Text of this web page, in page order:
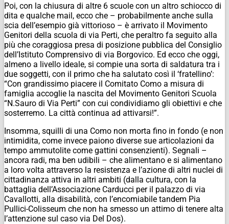
Poi, con la chiusura di altre 6 scuole con un altro schiocco di
dita e qualche mail, ecco che – probabilmente anche sulla
scia dell’esempio già vittorioso – è arrivato il Movimento
Genitori della scuola di via Perti, che peraltro fa seguito alla
più che coraggiosa presa di posizione pubblica del Consiglio
dell’Istituto Comprensivo di via Borgovico. Ed ecco che oggi,
almeno a livello ideale, si compie una sorta di saldatura tra i
due soggetti, con il primo che ha salutato così il ‘fratellino’:
“Con grandissimo piacere il Comitato Como a misura di
famiglia accoglie la nascita del Movimento Genitori Scuola
“N.Sauro di Via Perti” con cui condividiamo gli obiettivi e che
sosterremo. La città continua ad attivarsi!”.
Insomma, squilli di una Como non morta fino in fondo (e non
intimidita, come invece paiono diverse sue articolazioni da
tempo ammutolite come gattini consenzienti). Segnali –
ancora radi, ma ben udibili – che alimentano e si alimentano
a loro volta attraverso la resistenza e l’azione di altri nuclei di
cittadinanza attiva in altri ambiti (dalla cultura, con la
battaglia dell’Associazione Carducci per il palazzo di via
Cavallotti, alla disabilità, con l’encomiabile tandem Pia
Pullici-Colisseum che non ha smesso un attimo di tenere alta
l’attenzione sul caso via Del Dos).